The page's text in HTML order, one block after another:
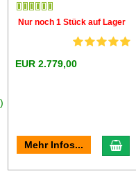
Nur noch 1 Stück auf Lager
EUR 2.779,00
Mehr Infos...